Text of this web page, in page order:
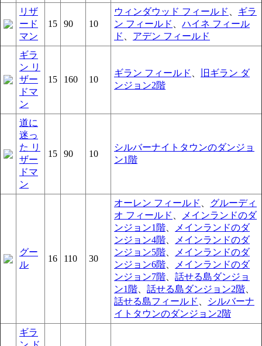
リザ
ード
マン
15 90 10
ウィンダウッド フィールド
ギラ
ン フィールド
ハイネ フィール
ド
アデン フィールド
ギラ
ン リ
ザー
ドマ
ン
15 160 10
ギラン フィールド
旧ギラン ダ
ンジョン2階
道に
迷っ
た リ
ザー
ドマ
ン
15 90 10
シルバーナイトタウンのダンジョ
ン1階
グー
ル
16 110 30
オーレン フィールド
グルーディ
オ フィールド
メインランドのダ
ンジョン1階
メインランドのダ
ンジョン4階
メインランドのダ
ンジョン5階
メインランドのダ
ンジョン6階
メインランドのダ
ンジョン7階
話せる島ダンジョ
ン1階
話せる島ダンジョン2階
話せる島フィールド
シルバーナ
イトタウンのダンジョン2階
ギラ